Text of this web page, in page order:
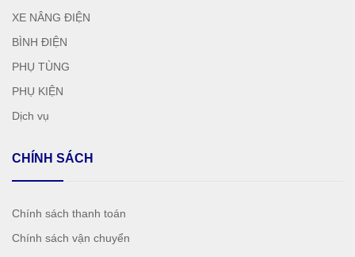
XE NÂNG ĐIỆN
BÌNH ĐIỆN
PHỤ TÙNG
PHỤ KIỆN
Dịch vụ
CHÍNH SÁCH
Chính sách thanh toán
Chính sách vận chuyển